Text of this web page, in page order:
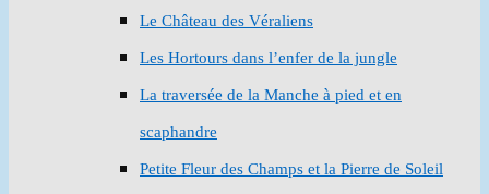
Le Château des Véraliens
Les Hortours dans l’enfer de la jungle
La traversée de la Manche à pied et en
scaphandre
Petite Fleur des Champs et la Pierre de Soleil